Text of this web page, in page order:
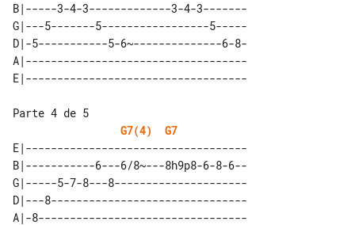
B|-----3-4-3-------------3-4-3-------
G|---5-------5-----------------5-----
D|-5-----------5-6~--------------6-8-
A|-----------------------------------
Parte 4 de 5
G7(4)
G7
E|-----------------------------------
B|-----------6---6/8~---8h9p8-6-8-6--
G|-----5-7-8---8---------------------
D|---8-------------------------------
A|-8---------------------------------